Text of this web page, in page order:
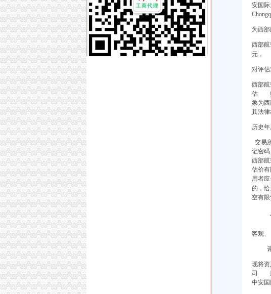
页-信息公开目录-庆云县-信息公开目录-重点信息公开-公共监管
【重庆银余达财务咨询有限公司_公司注册进出口权代理会计服
重庆渝北兄弟装饰公司在哪里？_装修公司装修|一起网装修
政务大厅办公全部电话录音_新闻中心_新浪网
【重庆银余达财务咨询有限公司_重庆银余达财务咨询有限公司
重庆筷子招标采购-千里马招标网
涧河两岸及白天鹅生态区综合理双龙湖台上区窑洞区及周边环境
附件一人项目招标文件-重庆三峡银行doc下载_爱问共享资料
渤海金控投资股份有限公司2016年第五次临时董事会会议决议
【重庆中国移动通信博海代理店酒店】重庆中国移动通信博海
原告重庆某建筑工程有限公司不服被告重庆市合川区人力资源和
【税务代理】税务代理,价格,厂家,供应商,商务服务,重庆优隆源
渤海金控投资股份有限公司2016年第五次临时董事会会议决议公
【物资】新建哈佳铁路“四电”系统集成及相关工程（HJSDSG标
安国
为西
西部
元，
对评
西部
估 师
象为
其法律
历史
交易
记密码
西部
估价
用者
的，
空有
客观、
评
现将资
司 股
中安